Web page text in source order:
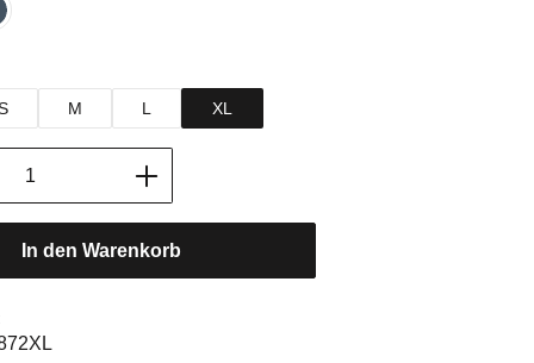
M L XL
Gib den gewünschten Wert ein
In den Warenkorb